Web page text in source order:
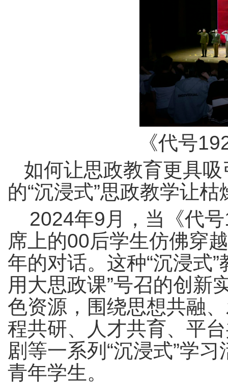
《代号
如何让思政教育更具
的“沉浸式”思政教学让
2024年9月，当《代
席上的00后学生仿佛穿
年的对话。这种“沉浸式
用大思政课”号召的创新
色资源，围绕思想共融
程共研、人才共育、平
剧等一系列“沉浸式”学
青年学生。